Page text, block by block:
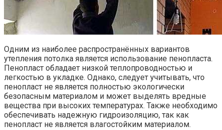
Одним из наиболее распространённых вариантов
утепления потолка является использование пенопласта.
Пенопласт обладает низкой теплопроводностью и
легкостью в укладке. Однако, следует учитывать, что
пенопласт не является полностью экологически
безопасным материалом и может выделять вредные
вещества при высоких температурах. Также необходимо
обеспечивать надежную гидроизоляцию, так как
пенопласт не является влагостойким материалом.